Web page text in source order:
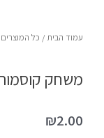
עמוד הבית / כל המוצרים
משחק
₪2.00